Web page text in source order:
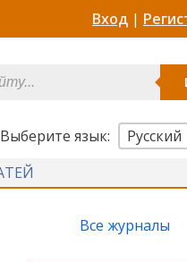
Вход |
Выберите язык: Русский
Все журналы